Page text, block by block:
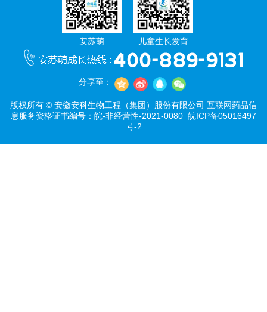
安苏萌 儿童生长发育
分享至：
版权所有 © 安徽安科生物工程（集团）股份有限公司 互联网药品信
息服务资格证书编号：皖-非经营性-2021-0080 皖ICP备05016497
号-2